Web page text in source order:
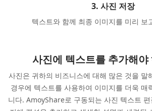
3. 사진 저장
텍스트와 함께 최종 이미지를 미리 보
사진에 텍스트를 추가해야
사진은 귀하의 비즈니스에 대해 많은 것을 말
경우에 텍스트를 사용하여 이미지를 더욱 매
니다. AmoyShare로 구동되는 사진 텍스트